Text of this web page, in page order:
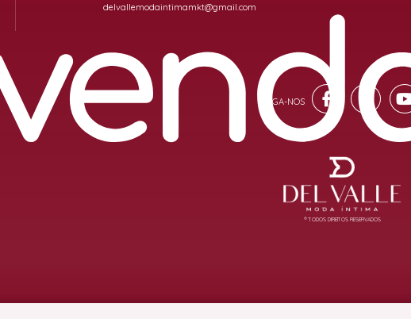
delvallemodaintimamkt@gmail.com
® TODOS DIREITOS RESERVADOS